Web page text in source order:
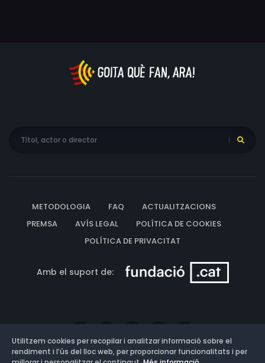
METODOLOGIA FAQ
ACTUALITZACIONS
PREMSA
AVÍS LEGAL
POLÍTICA DE COOKIES
POLÍTICA DE PRIVACITAT
Amb el suport de:
Utilitzem cookies per recopilar i analitzar informació sobre el
rendiment i l’ús del lloc web, per proporcionar funcionalitats i per